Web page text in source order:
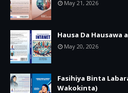
May 21, 2026
Hausa Da Hausawa
May 20, 2026
Fasihiya Binta
Wakokinta)